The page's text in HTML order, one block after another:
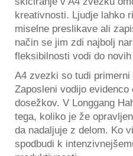
kreativnosti. Ljudje lahko
miselne preslikave ali
način se jim zdi najbolj
fleksibilnosti vodi do
A4 zvezki so tudi
Zaposleni vodijo evidenco
dosežkov. V Longgang
tega, koliko je že
da nadaljuje z delom. Ko
spodbudi k